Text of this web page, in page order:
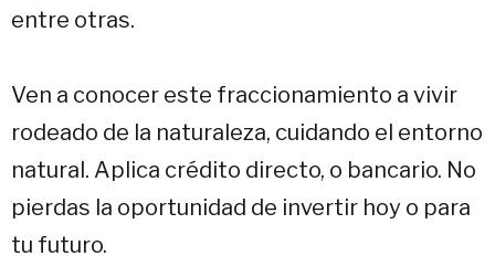
entre otras.
Ven a conocer este fraccionamiento a vivir
rodeado de la naturaleza, cuidando el entorno
natural. Aplica crédito directo, o bancario. No
pierdas la oportunidad de invertir hoy o para
tu futuro.